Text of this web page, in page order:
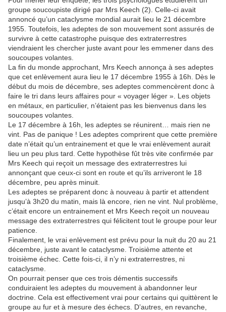
groupe soucoupiste dirigé par Mrs Keech (2). Celle-ci avait
annoncé qu’un cataclysme mondial aurait lieu le 21 décembre
1955. Toutefois, les adeptes de son mouvement sont assurés de
survivre à cette catastrophe puisque des extraterrestres
viendraient les chercher juste avant pour les emmener dans des
soucoupes volantes.
La fin du monde approchant, Mrs Keech annonça à ses adeptes
que cet enlèvement aura lieu le 17 décembre 1955 à 16h. Dès le
début du mois de décembre, ses adeptes commencèrent donc à
faire le tri dans leurs affaires pour « voyager léger ». Les objets
en métaux, en particulier, n’étaient pas les bienvenus dans les
soucoupes volantes.
Le 17 décembre à 16h, les adeptes se réunirent… mais rien ne
vint. Pas de panique ! Les adeptes comprirent que cette première
date n’était qu’un entrainement et que le vrai enlèvement aurait
lieu un peu plus tard. Cette hypothèse fût très vite confirmée par
Mrs Keech qui reçoit un message des extraterrestres lui
annonçant que ceux-ci sont en route et qu’ils arriveront le 18
décembre, peu après minuit.
Les adeptes se préparent donc à nouveau à partir et attendent
jusqu’à 3h20 du matin, mais là encore, rien ne vint. Nul problème,
c’était encore un entrainement et Mrs Keech reçoit un nouveau
message des extraterrestres qui félicitent tout le groupe pour leur
patience.
Finalement, le vrai enlèvement est prévu pour la nuit du 20 au 21
décembre, juste avant le cataclysme. Troisième attente et
troisième échec. Cette fois-ci, il n’y ni extraterrestres, ni
cataclysme.
On pourrait penser que ces trois démentis successifs
conduiraient les adeptes du mouvement à abandonner leur
doctrine. Cela est effectivement vrai pour certains qui quittèrent le
groupe au fur et à mesure des échecs. D’autres, en revanche,